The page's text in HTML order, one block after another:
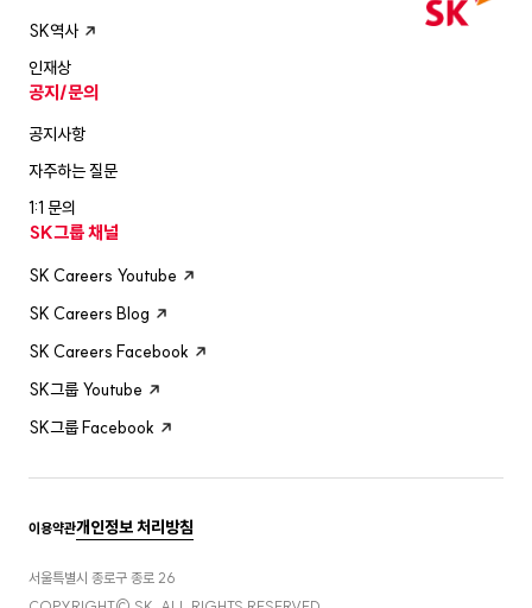
SK역사
인재상
공지/문의
공지사항
자주하는 질문
1:1 문의
SK그룹 채널
SK Careers Youtube
SK Careers Blog
SK Careers Facebook
SK그룹 Youtube
SK그룹 Facebook
이용약관개인정보 처리방침
서울특별시 종로구 종로 26